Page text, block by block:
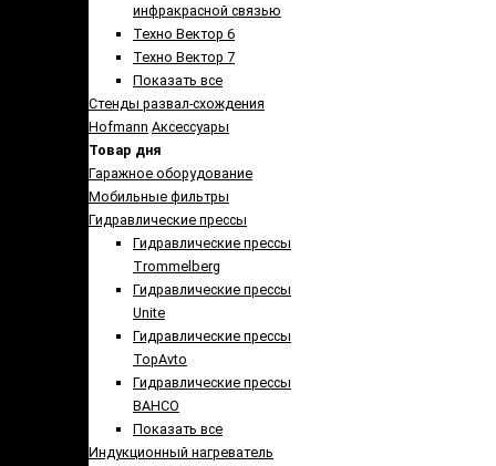
инфракрасной связью
Техно Вектор 6
Техно Вектор 7
Показать все
Стенды развал-схождения
Hofmann Аксеcсуары
Товар дня
Гаражное оборудование
Мобильные фильтры
Гидравлические прессы
Гидравлические прессы
Trommelberg
Гидравлические прессы
Unite
Гидравлические прессы
TopAvto
Гидравлические прессы
BAHCO
Показать все
Индукционный нагреватель